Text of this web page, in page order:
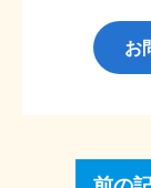
お